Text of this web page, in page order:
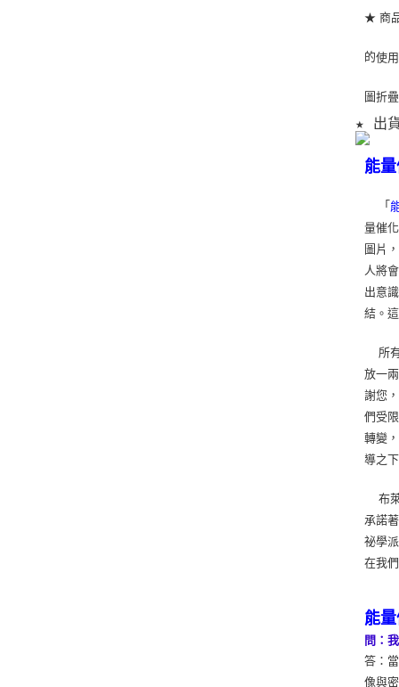
★ 商
的使
圖折
★ 出
能
「
量催
圖片
人將
出意
結。
所有
放一
謝您
們受
轉變
導之
布萊
承諾
祕學
在我
能
問：
答：
像與